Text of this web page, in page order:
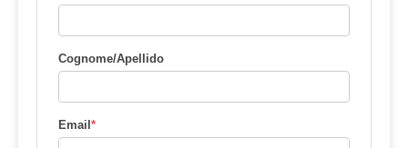
Cognome/Apellido
Email*